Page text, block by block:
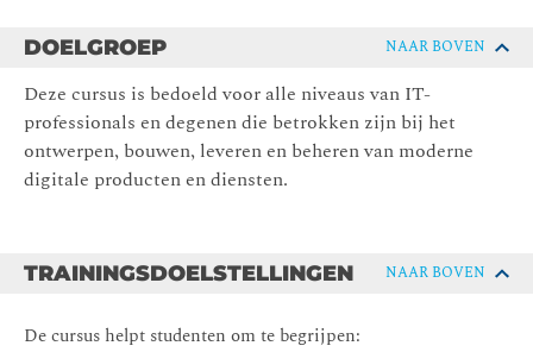
DOELGROEP NAAR BOVEN
Deze cursus is bedoeld voor alle niveaus van IT-
professionals en degenen die betrokken zijn bij het
ontwerpen, bouwen, leveren en beheren van moderne
digitale producten en diensten.
TRAININGSDOELSTELLINGEN NAAR BOVEN
De cursus helpt studenten om te begrijpen: